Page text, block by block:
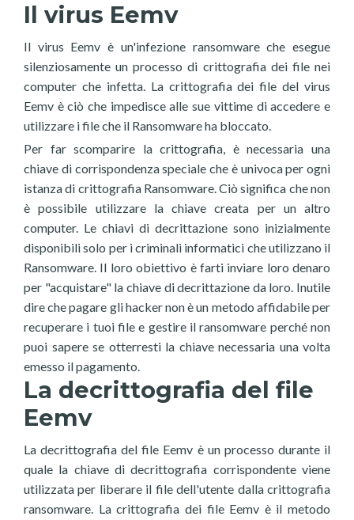
Il virus Eemv
Il virus Eemv è un'infezione ransomware che esegue
silenziosamente un processo di crittografia dei file nei
computer che infetta. La crittografia dei file del virus
Eemv è ciò che impedisce alle sue vittime di accedere e
utilizzare i file che il Ransomware ha bloccato.
Per far scomparire la crittografia, è necessaria una
chiave di corrispondenza speciale che è univoca per ogni
istanza di crittografia Ransomware. Ciò significa che non
è possibile utilizzare la chiave creata per un altro
computer. Le chiavi di decrittazione sono inizialmente
disponibili solo per i criminali informatici che utilizzano il
Ransomware. Il loro obiettivo è farti inviare loro denaro
per "acquistare" la chiave di decrittazione da loro. Inutile
dire che pagare gli hacker non è un metodo affidabile per
recuperare i tuoi file e gestire il ransomware perché non
puoi sapere se otterresti la chiave necessaria una volta
emesso il pagamento.
La decrittografia del file
Eemv
La decrittografia del file Eemv è un processo durante il
quale la chiave di decrittografia corrispondente viene
utilizzata per liberare il file dell'utente dalla crittografia
ransomware. La crittografia dei file Eemv è il metodo